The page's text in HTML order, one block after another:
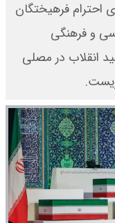
۱۴۰۴ مراسم ادای احترام فرهیختگان
و فرهنگی
انقلاب در مصلی